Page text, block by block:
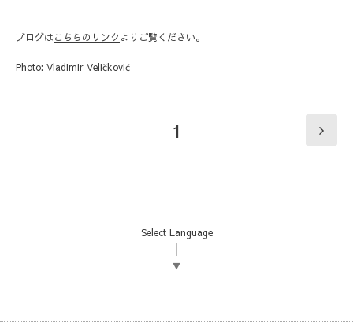
ブログはこちらのリンク よりご覧ください。
Photo: Vladimir Veličković
1
Select Language
▼